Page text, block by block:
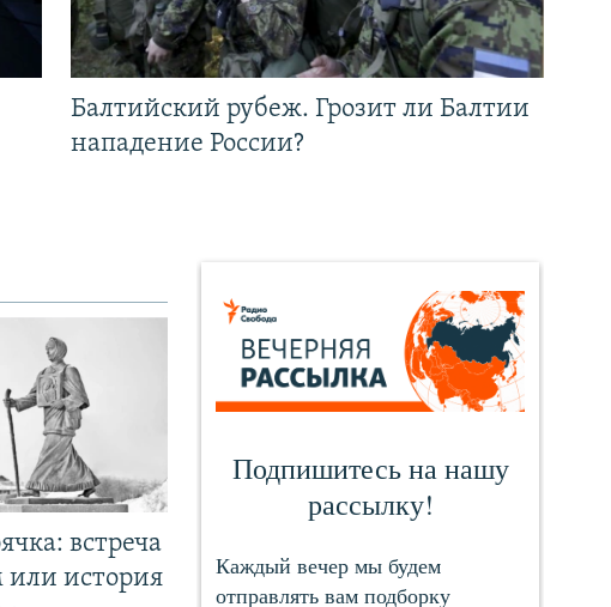
Балтийский рубеж. Грозит ли Балтии
нападение России?
встреча
или история